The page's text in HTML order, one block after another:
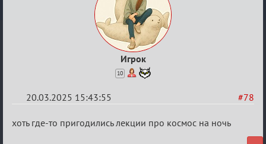
Игрок
10
#78
20.03.2025 15:43:55
Re:
хоть где-то пригодились лекции про космос на ночь